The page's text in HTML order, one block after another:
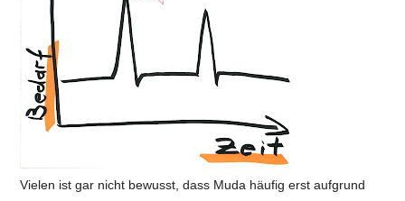
Vielen ist gar nicht bewusst, dass Muda häufig erst aufgrund